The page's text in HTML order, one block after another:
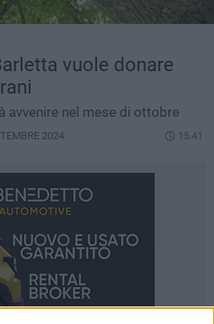
vuole donare
avvenire nel mese di ottobre
2024
15.41